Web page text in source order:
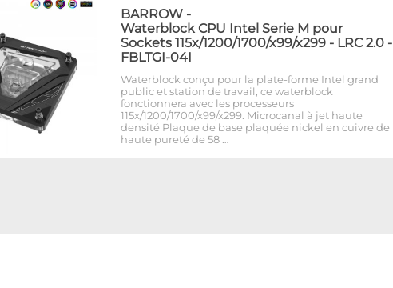
BARROW -
Waterblock CPU Intel Serie M pour
Sockets 115x/1200/1700/x99/x299 - LRC 2.0 -
FBLTGI-04I
Waterblock conçu pour la plate-forme Intel grand
public et station de travail, ce waterblock
fonctionnera avec les processeurs
115x/1200/1700/x99/x299. Microcanal à jet haute
densité Plaque de base plaquée nickel en cuivre de
haute pureté de 58 …